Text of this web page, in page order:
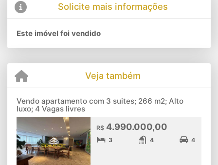
Solicite mais informações
Este imóvel foi vendido
Veja também
Vendo apartamento com 3 suites; 266 m2; Alto
luxo; 4 Vagas livres
R$ 4.990.000,00
3 4 4